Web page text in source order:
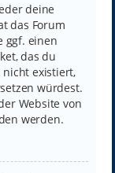
deine
das Forum
ggf. einen
das du
nicht existiert,
würdest.
Website von
werden.